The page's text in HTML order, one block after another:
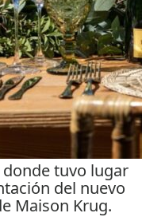
tuvo lugar
del nuevo
Maison Krug.